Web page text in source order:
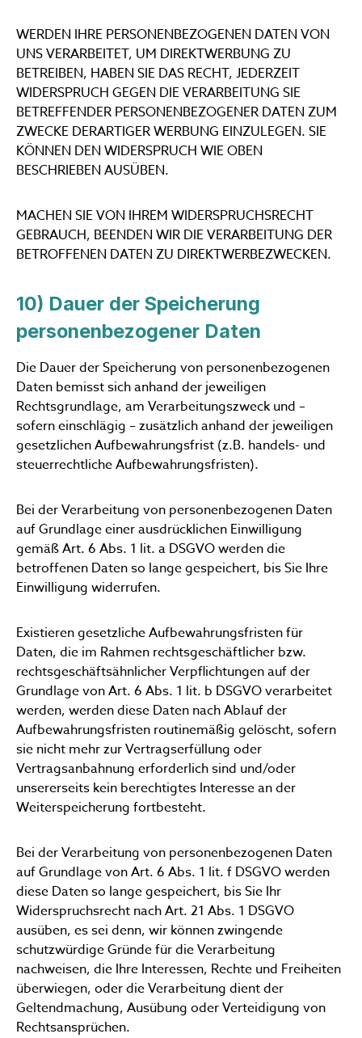
WERDEN IHRE PERSONENBEZOGENEN DATEN VON
UNS VERARBEITET, UM DIREKTWERBUNG ZU
BETREIBEN, HABEN SIE DAS RECHT, JEDERZEIT
WIDERSPRUCH GEGEN DIE VERARBEITUNG SIE
BETREFFENDER PERSONENBEZOGENER DATEN ZUM
ZWECKE DERARTIGER WERBUNG EINZULEGEN. SIE
KÖNNEN DEN WIDERSPRUCH WIE OBEN
BESCHRIEBEN AUSÜBEN.
MACHEN SIE VON IHREM WIDERSPRUCHSRECHT
GEBRAUCH, BEENDEN WIR DIE VERARBEITUNG DER
BETROFFENEN DATEN ZU DIREKTWERBEZWECKEN.
10) Dauer der Speicherung
personenbezogener Daten
Die Dauer der Speicherung von personenbezogenen
Daten bemisst sich anhand der jeweiligen
Rechtsgrundlage, am Verarbeitungszweck und –
sofern einschlägig – zusätzlich anhand der jeweiligen
gesetzlichen Aufbewahrungsfrist (z.B. handels- und
steuerrechtliche Aufbewahrungsfristen).
Bei der Verarbeitung von personenbezogenen Daten
auf Grundlage einer ausdrücklichen Einwilligung
gemäß Art. 6 Abs. 1 lit. a DSGVO werden die
betroffenen Daten so lange gespeichert, bis Sie Ihre
Einwilligung widerrufen.
Existieren gesetzliche Aufbewahrungsfristen für
Daten, die im Rahmen rechtsgeschäftlicher bzw.
rechtsgeschäftsähnlicher Verpflichtungen auf der
Grundlage von Art. 6 Abs. 1 lit. b DSGVO verarbeitet
werden, werden diese Daten nach Ablauf der
Aufbewahrungsfristen routinemäßig gelöscht, sofern
sie nicht mehr zur Vertragserfüllung oder
Vertragsanbahnung erforderlich sind und/oder
unsererseits kein berechtigtes Interesse an der
Weiterspeicherung fortbesteht.
Bei der Verarbeitung von personenbezogenen Daten
auf Grundlage von Art. 6 Abs. 1 lit. f DSGVO werden
diese Daten so lange gespeichert, bis Sie Ihr
Widerspruchsrecht nach Art. 21 Abs. 1 DSGVO
ausüben, es sei denn, wir können zwingende
schutzwürdige Gründe für die Verarbeitung
nachweisen, die Ihre Interessen, Rechte und Freiheiten
überwiegen, oder die Verarbeitung dient der
Geltendmachung, Ausübung oder Verteidigung von
Rechtsansprüchen.